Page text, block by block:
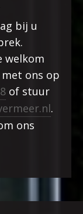
bij u
welkom
ons op
of stuur
.
ons